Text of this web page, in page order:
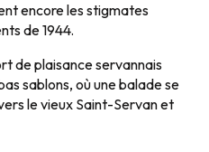
encore les stigmates
de 1944.
de plaisance servannais
sablons, où une balade se
le vieux Saint-Servan et